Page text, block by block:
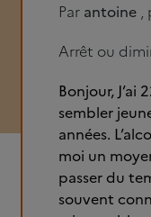
Par antoine ,
Arrêt ou
Bonjour, J’ai
sembler
années.
moi un
passer du
souvent